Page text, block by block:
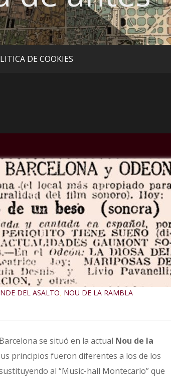
DE COOKIES
DEL ASALTO NOU DE LA RAMBLA
se situó en la actual Nou de la
principios fueron diferentes a los de los
al “Music-hall Montecarlo” que